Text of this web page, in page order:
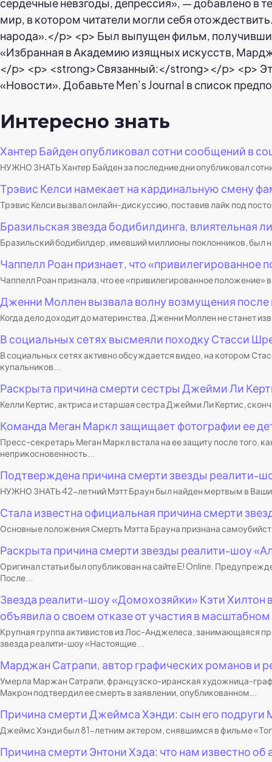
Интересно знать
Хантер Байден опубликовал сотни сообщений в
НУЖНО ЗНАТЬ Хантер Байден за последние дни опубликовал
Трэвис Келси намекает на кардинальную смену
Трэвис Келси вызвал онлайн-дискуссию, поставив лайк под
Бразильская звезда бодибилдинга, влиятельная
Бразильский бодибилдер, имевший миллионы поклонников, был
Чаппелл Роан признает, что «привилегированное
Чаппелл Роан признала, что ее «привилегированное положение»
Дженни Моллен вызвала волну возмущения
Когда дело доходит до материнства, Дженни Моллен не станет
В социальных сетях высмеяли походку Стасси
В социальных сетях активно обсуждается видео, на котором
купальников...
Раскрыта причина смерти сестры Джейми Ли
Келли Кертис, актриса и старшая сестра Джейми Ли Кертис,
Команда Меган Маркл защищает фотографии ее
Пресс-секретарь Меган Маркл встала на ее защиту после того,
неприкосновенность...
Подтверждена причина смерти звезды реалити-
НУЖНО ЗНАТЬ 42-летний Мэтт Браун был найден мертвым в
Стала известна официальная причина смерти
Основные положения Смерть Мэтта Брауна признана
Раскрыта причина смерти звезды реалити-шоу
Оригинал статьи был опубликован на сайте E! Online.
После...
Звезда реалити-шоу «Домохозяйки» Кэти Хилтон
объявила о своем отказе от участия в
Крупная группа активистов из Лос-Анджелеса, занимающаяся
звезда реалити-шоу «Настоящие...
Марджан Сатрапи, автор графических романов и
Умерла Маржан Сатрапи, французско-иранская художница-
Макрон подтвердил ее смерть в заявлении, опубликованном...
Причина смерти Джеймса Хэнди: сын его подруги
Джеймс Хэнди был 81-летним актером, снявшимся в фильме
Причина смерти Энтони Хэда: что нам известно